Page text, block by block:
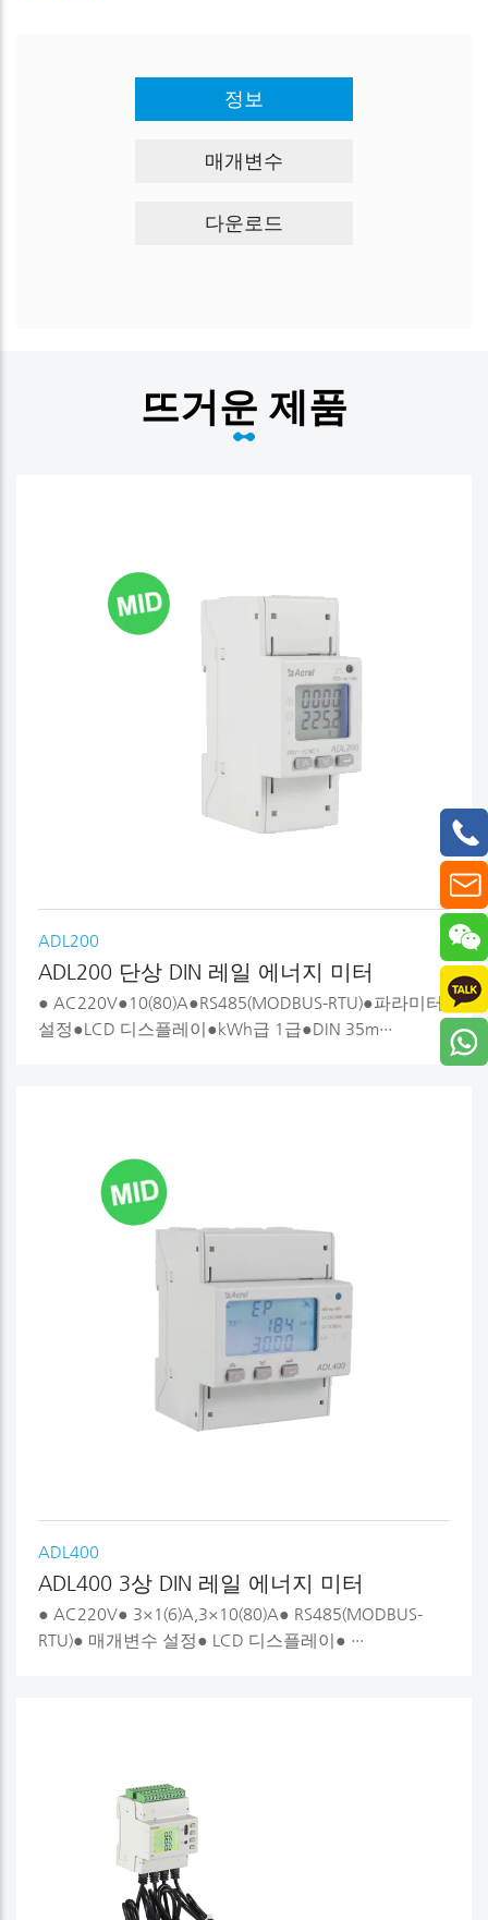
정보
매개변수
다운로드
뜨거운 제품
ADL200
ADL200 단상 DIN 레일 에너지 미터
● AC220V●10(80)A●RS485(MODBUS-RTU)●파라미터
설정●LCD 디스플레이●kWh급 1급●DIN 35m···
ADL400
ADL400 3상 DIN 레일 에너지 미터
● AC220V● 3×1(6)A,3×10(80)A● RS485(MODBUS-
RTU)● 매개변수 설정● LCD 디스플레이● ···